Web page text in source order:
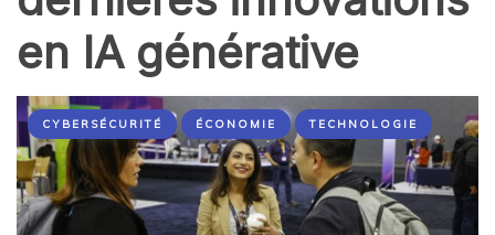
en IA générative
CYBERSÉCURITÉ ÉCONOMIE TECHNOLOGIE